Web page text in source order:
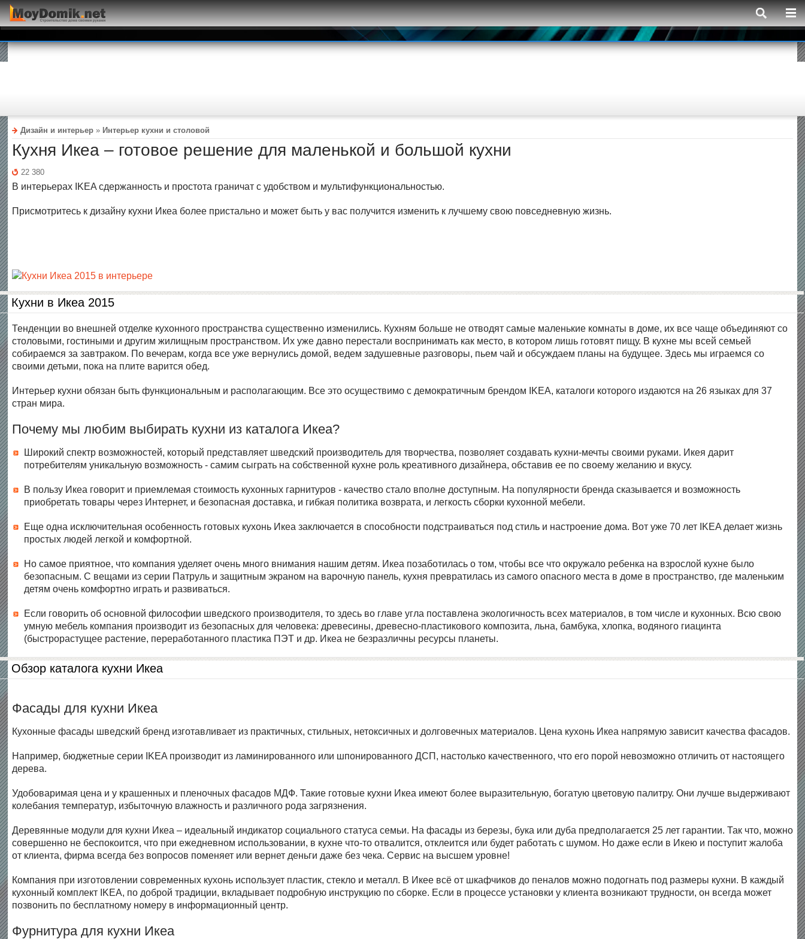
Дизайн и интерьер » Интерьер кухни и столовой
Кухня Икеа – готовое решение для маленькой и большой кухни
22 380
В интерьерах IKEA сдержанность и простота граничат с удобством и мультифункциональностью.
Присмотритесь к дизайну кухни Икеа более пристально и может быть у вас получится изменить к лучшему свою повседневную жизнь.
Кухни в Икеа 2015
Тенденции во внешней отделке кухонного пространства существенно изменились. Кухням больше не отводят самые маленькие комнаты в доме, их все чаще объединяют со
столовыми, гостиными и другим жилищным пространством. Их уже давно перестали воспринимать как место, в котором лишь готовят пищу. В кухне мы всей семьей
собираемся за завтраком. По вечерам, когда все уже вернулись домой, ведем задушевные разговоры, пьем чай и обсуждаем планы на будущее. Здесь мы играемся со
своими детьми, пока на плите варится обед.
Интерьер кухни обязан быть функциональным и располагающим. Все это осуществимо с демократичным брендом IKEA, каталоги которого издаются на 26 языках для 37
стран мира.
Почему мы любим выбирать кухни из каталога Икеа?
Широкий спектр возможностей, который представляет шведский производитель для творчества, позволяет создавать кухни-мечты своими руками. Икея дарит
потребителям уникальную возможность - самим сыграть на собственной кухне роль креативного дизайнера, обставив ее по своему желанию и вкусу.
В пользу Икеа говорит и приемлемая стоимость кухонных гарнитуров - качество стало вполне доступным. На популярности бренда сказывается и возможность
приобретать товары через Интернет, и безопасная доставка, и гибкая политика возврата, и легкость сборки кухонной мебели.
Еще одна исключительная особенность готовых кухонь Икеа заключается в способности подстраиваться под стиль и настроение дома. Вот уже 70 лет IKEA делает жизнь
простых людей легкой и комфортной.
Но самое приятное, что компания уделяет очень много внимания нашим детям. Икеа позаботилась о том, чтобы все что окружало ребенка на взрослой кухне было
безопасным. С вещами из серии Патруль и защитным экраном на варочную панель, кухня превратилась из самого опасного места в доме в пространство, где маленьким
детям очень комфортно играть и развиваться.
Если говорить об основной философии шведского производителя, то здесь во главе угла поставлена экологичность всех материалов, в том числе и кухонных. Всю свою
умную мебель компания производит из безопасных для человека: древесины, древесно-пластикового композита, льна, бамбука, хлопка, водяного гиацинта
(быстрорастущее растение, переработанного пластика ПЭТ и др. Икеа не безразличны ресурсы планеты.
Обзор каталога кухни Икеа
Фасады для кухни Икеа
Кухонные фасады шведский бренд изготавливает из практичных, стильных, нетоксичных и долговечных материалов. Цена кухонь Икеа напрямую зависит качества фасадов.
Например, бюджетные серии IKEA производит из ламинированного или шпонированного ДСП, настолько качественного, что его порой невозможно отличить от настоящего
дерева.
Удобоваримая цена и у крашенных и пленочных фасадов МДФ. Такие готовые кухни Икеа имеют более выразительную, богатую цветовую палитру. Они лучше выдерживают
колебания температур, избыточную влажность и различного рода загрязнения.
Деревянные модули для кухни Икеа – идеальный индикатор социального статуса семьи. На фасады из березы, бука или дуба предполагается 25 лет гарантии. Так что, можно
совершенно не беспокоится, что при ежедневном использовании, в кухне что-то отвалится, отклеится или будет работать с шумом. Но даже если в Икею и поступит жалоба
от клиента, фирма всегда без вопросов поменяет или вернет деньги даже без чека. Сервис на высшем уровне!
Компания при изготовлении современных кухонь использует пластик, стекло и металл. В Икее всё от шкафчиков до пеналов можно подогнать под размеры кухни. В каждый
кухонный комплект IKEA, по доброй традиции, вкладывает подробную инструкцию по сборке. Если в процессе установки у клиента возникают трудности, он всегда может
позвонить по бесплатному номеру в информационный центр.
Фурнитура для кухни Икеа